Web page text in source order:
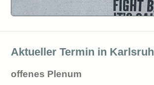
Aktueller Termin in
offenes Plenum